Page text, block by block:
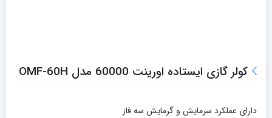
کولر گازی ایستاده اورینت 60000 مدل OMF-60H
دارای عملکرد سرمايش و گرمایش سه فاز